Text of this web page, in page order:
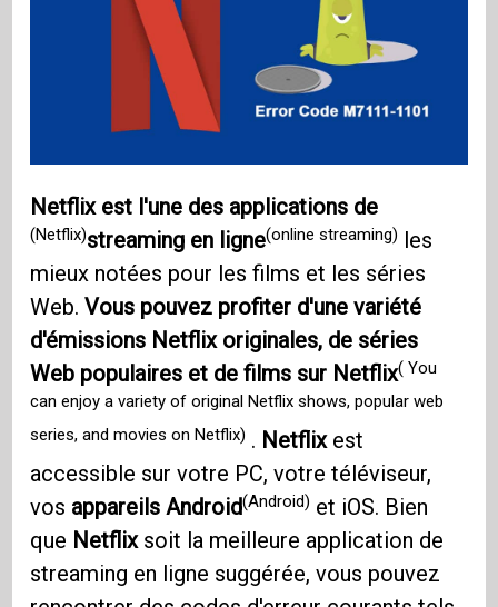
Netflix est l'une des applications de
(Netflix)streaming en ligne(online streaming)
les
mieux notées pour les films et les séries
Web.Vous pouvez profiter d'une variété
d'émissions Netflix originales, de séries
Web populaires et de films sur Netflix( You
can enjoy a variety of original Netflix shows, popular web
series, and movies on Netflix) . Netflixest
accessible sur votre PC, votre téléviseur,
vos appareils Android(Android) et iOS. Bien
que Netflixsoit la meilleure application de
streaming en ligne suggérée, vous pouvez